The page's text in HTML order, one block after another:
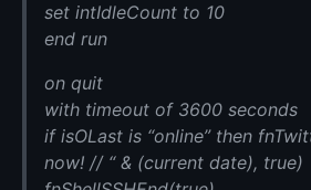
set intIdleCount to 10
end run
on quit
with timeout of 3600 seconds
if isOLast is “online” then
now! // “ & (current date), true)